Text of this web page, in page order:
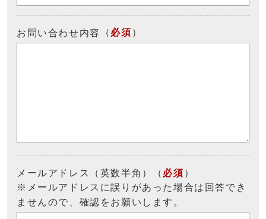
お問い合わせ内容 （ 必須 ）
メールアドレス（英数半角）（ 必須 ）
※メールアドレスに誤りがあった場合は回答でき
ませんので、確認をお願いします。